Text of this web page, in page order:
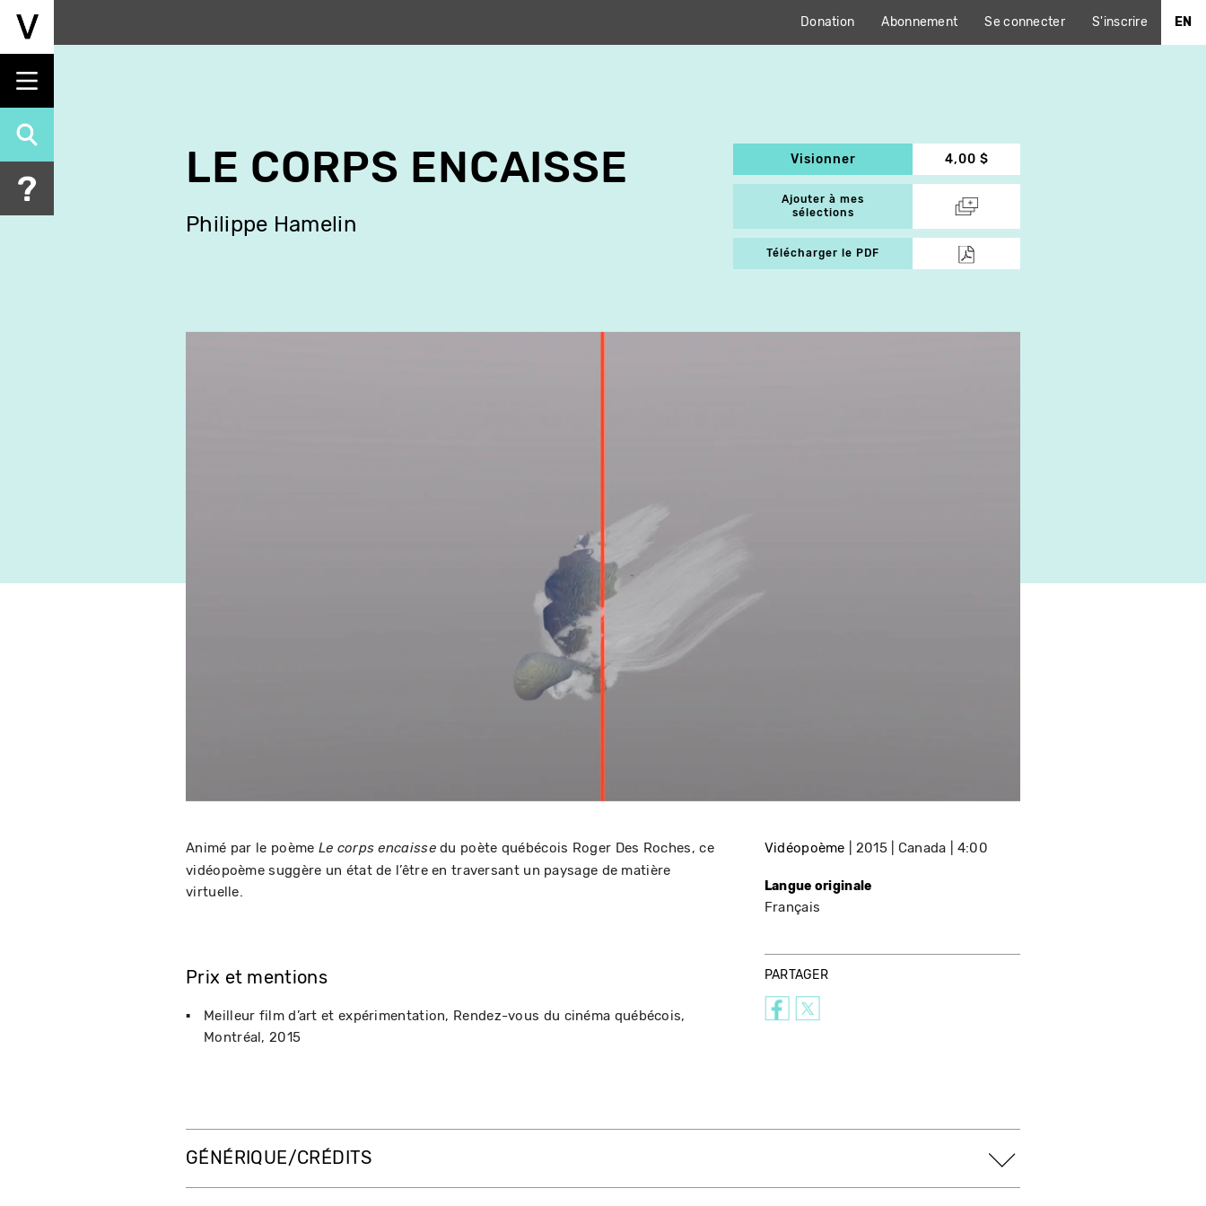
Aller
principal
Donation Abonnement Se connecter S'inscrire EN
LE CORPS ENCAISSE
Philippe Hamelin
Visionner 4,00 $
Ajouter à mes
sélections
Télécharger le PDF
Animé par le poème Le corps encaissedu poète québécois Roger Des Roches, ce
vidéopoème suggère un état de l’être en traversant un paysage de matière
virtuelle.
Prix et mentions
Meilleur film d’art et expérimentation
Rendez-vous du cinéma québécois
Montréal 2015
Vidéopoème 2015 Canada 4:00
Langue originale
Français
PARTAGER
GÉNÉRIQUE/CRÉDITS